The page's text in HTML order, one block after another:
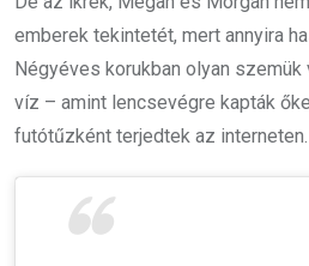
emberek tekintetét, mert annyira
Négyéves korukban olyan
víz – amint lencsevégre kapták
futótűzként terjedtek az interneten.